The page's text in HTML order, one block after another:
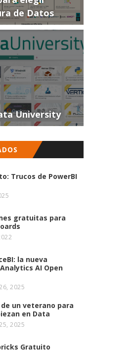
de Datos
University
Trucos de PowerBI
gratuitas para
la nueva
AI Open
2025
de un veterano para
en Data
2025
Gratuito